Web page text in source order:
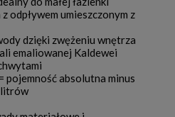
odpływem umieszczonym z
dzięki zwężeniu wnętrza
emaliowanej Kaldewei
pojemność absolutna minus
litrów